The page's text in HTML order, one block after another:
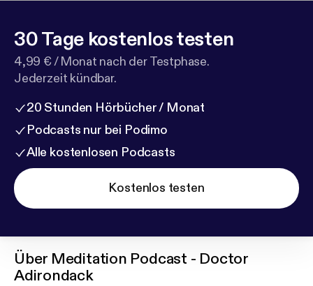
30 Tage kostenlos testen
4,99 € / Monat nach der Testphase.
Jederzeit kündbar.
20 Stunden Hörbücher / Monat
Podcasts nur bei Podimo
Alle kostenlosen Podcasts
Kostenlos testen
Über Meditation Podcast - Doctor
Adirondack